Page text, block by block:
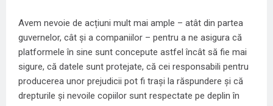
Avem nevoie de acțiuni mult mai ample – atât din partea
guvernelor, cât și a companiilor – pentru a ne asigura că
platformele în sine sunt concepute astfel încât să fie mai
sigure, că datele sunt protejate, că cei responsabili pentru
producerea unor prejudicii pot fi trași la răspundere și că
drepturile și nevoile copiilor sunt respectate pe deplin în